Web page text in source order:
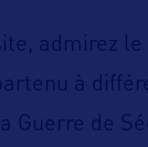
admirez
à
Guerre de